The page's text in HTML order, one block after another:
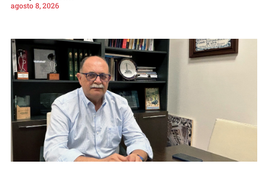
agosto 8, 2026